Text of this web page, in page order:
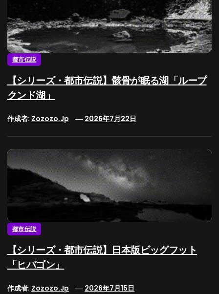
都市伝説
【シリーズ・都市伝説】骸骨が眠る湖「ループ
クンド湖」
作成者: Zozozo.jp 2026年7月22日
都市伝説
【シリーズ・都市伝説】日本版ビッグフット
「ヒバゴン」
作成者: Zozozo.jp 2026年7月15日